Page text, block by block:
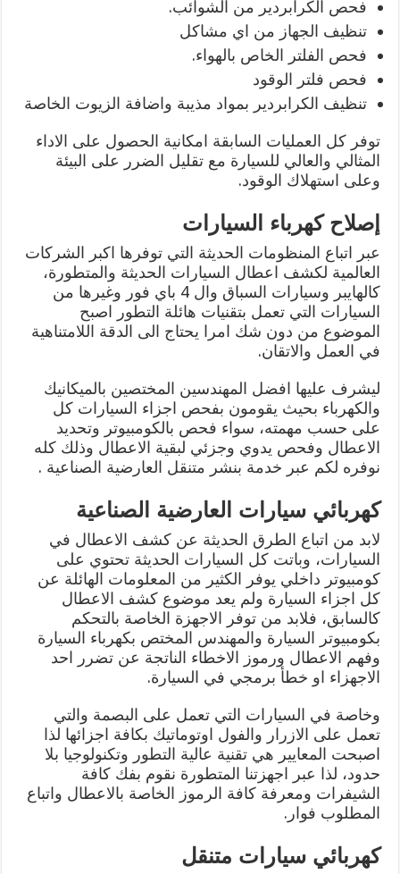
فحص الكرابردير من الشوائب.
تنظيف الجهاز من اي مشاكل
فحص الفلتر الخاص بالهواء.
فحص فلتر الوقود
تنظيف الكرابردير بمواد مذيبة واضافة الزيوت الخاصة
توفر كل العمليات السابقة امكانية الحصول على الاداء
المثالي والعالي للسيارة مع تقليل الضرر على البيئة
وعلى استهلاك الوقود.
إصلاح كهرباء السيارات
عبر اتباع المنظومات الحديثة التي توفرها اكبر الشركات
العالمية لكشف اعطال السيارات الحديثة والمتطورة،
كالهايبر وسيارات السباق وال 4 باي فور وغيرها من
السيارات التي تعمل بتقنيات هائلة التطور اصبح
الموضوع من دون شك امرا يحتاج الى الدقة اللامتناهية
في العمل والاتقان.
ليشرف عليها افضل المهندسين المختصين بالميكانيك
والكهرباء بحيث يقومون بفحص اجزاء السيارات كل
على حسب مهمته، سواء فحص بالكومبيوتر وتحديد
الاعطال وفحص يدوي وجزئي لبقية الاعطال وذلك كله
نوفره لكم عبر خدمة بنشر متنقل العارضية الصناعية .
كهربائي سيارات العارضية الصناعية
لابد من اتباع الطرق الحديثة عن كشف الاعطال في
السيارات، وباتت كل السيارات الحديثة تحتوي على
كومبيوتر داخلي يوفر الكثير من المعلومات الهائلة عن
كل اجزاء السيارة ولم يعد موضوع كشف الاعطال
كالسابق، فلابد من توفر الاجهزة الخاصة بالتحكم
بكومبيوتر السيارة والمهندس المختص بكهرباء السيارة
وفهم الاعطال ورموز الاخطاء الناتجة عن تضرر احد
الاجهزاء او خطأ برمجي في السيارة.
وخاصة في السيارات التي تعمل على البصمة والتي
تعمل على الازرار والفول اوتوماتيك بكافة اجزائها لذا
اصبحت المعايير هي تقنية عالية التطور وتكنولوجيا بلا
حدود، لذا عبر اجهزتنا المتطورة نقوم بفك كافة
الشيفرات ومعرفة كافة الرموز الخاصة بالاعطال واتباع
المطلوب فوار.
كهربائي سيارات متنقل